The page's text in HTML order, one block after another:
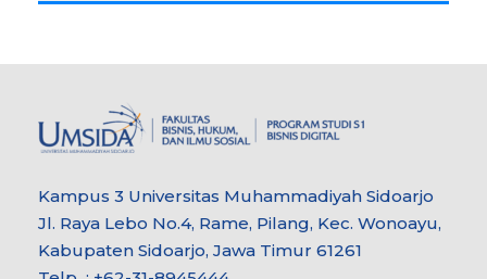
Kampus 3 Universitas Muhammadiyah Sidoarjo
Jl. Raya Lebo No.4, Rame, Pilang, Kec. Wonoayu,
Kabupaten Sidoarjo, Jawa Timur 61261